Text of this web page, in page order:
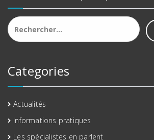
Categories
Actualités
Informations pratiques
Les spécialistes en parlent